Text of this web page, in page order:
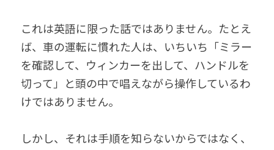
これは英語に限った話ではありません。たとえ
ば、車の運転に慣れた人は、いちいち「ミラー
を確認して、ウィンカーを出して、ハンドルを
切って」と頭の中で唱えながら操作しているわ
けではありません。
しかし、それは手順を知らないからではなく、